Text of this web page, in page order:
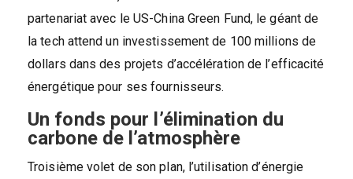
partenariat avec le US-China Green Fund, le géant de
la tech attend un investissement de 100 millions de
dollars dans des projets d’accélération de l’efficacité
énergétique pour ses fournisseurs.
Un fonds pour l’élimination du
carbone de l’atmosphère
Troisième volet de son plan, l’utilisation d’énergie